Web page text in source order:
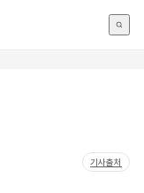
기사출처